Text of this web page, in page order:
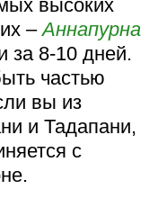
высоких
–Аннапурна
за 8-10 дней.
частью
вы из
и Тадапани,
с